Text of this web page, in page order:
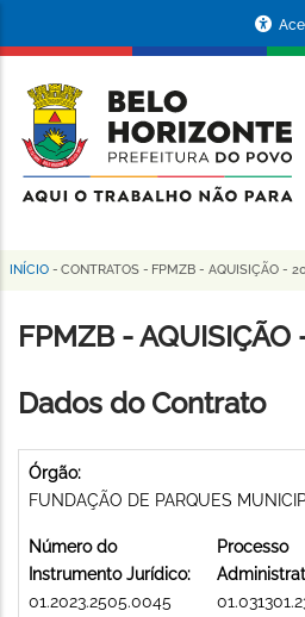
conteúdo
principal
da
Prefeitura
de
Horizonte
Trilha
de
INÍCIO - CONTRATOS - FPMZB - AQUISIÇÃO -
FPMZB -
Dados do Contrato
Órgão:
FUNDAÇÃO DE PARQUES
Número do
Instrumento Jurídico:
01.2023.2505.0045
Processo